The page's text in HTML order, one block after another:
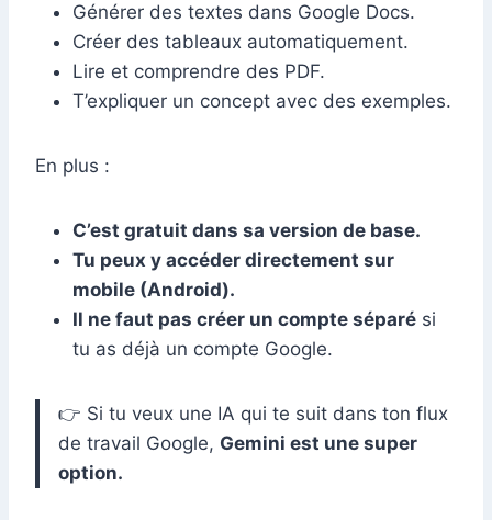
Générer des textes dans Google Docs.
Créer des tableaux automatiquement.
Lire et comprendre des PDF.
T’expliquer un concept avec des exemples.
En plus :
C’est gratuit dans sa version de base.
Tu peux y accéder directement sur
mobile (Android).
Il ne faut pas créer un compte séparé si
tu as déjà un compte Google.
👉 Si tu veux une IA qui te suit dans ton flux
de travail Google, Gemini est une super
option.